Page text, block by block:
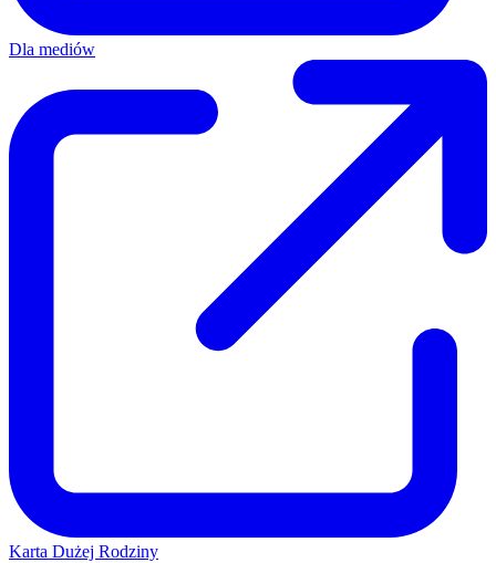
Dla mediów
Karta Dużej Rodziny